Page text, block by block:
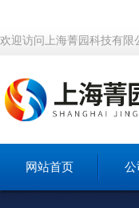
欢迎访问上海菁园科技有限
网站首页 公